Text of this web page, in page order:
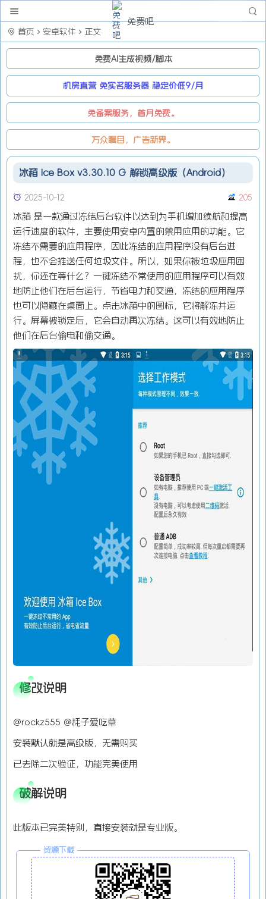
免费吧
首页 安卓软件 正文
免费AI生成视频/脚本
机房直营 免实名服务器 稳定价低9/月
免备案服务，首月免费。
万众瞩目，广告新界。
冰箱 Ice Box v3.30.10 G 解锁高级版（Android）
2025-10-12 205
冰箱 是一款通过冻结后台软件以达到为手机增加续航和提高
运行速度的软件，主要使用安卓内置的禁用应用的功能。它
冻结不需要的应用程序，因此冻结的应用程序没有后台进
程，也不会推送任何垃圾文件。所以，如果你被垃圾应用困
扰，你还在等什么？一键冻结不常使用的应用程序可以有效
地防止他们在后台运行，节省电力和交通，冻结的应用程序
也可以隐藏在桌面上。点击冰箱中的图标，它将解冻并运
行。屏幕被锁定后，它会自动再次冻结。这可以有效地防止
他们在后台偷电和偷交通。
修改说明
@rockz555 @耗子爱吃草
安装默认就是高级版，无需购买
已去除二次验证，功能完美使用
破解说明
此版本已完美特别，直接安装就是专业版。
资源下载